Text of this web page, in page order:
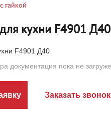
гайкой
кухни F4901
F4901 Д40
документация пока не
Заказать звонок